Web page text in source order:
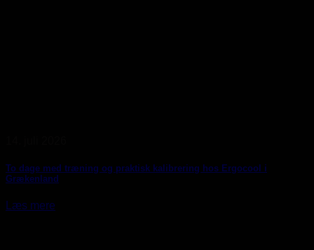
To dage med træning og praktisk kalibrering hos Ergocool i
Grækenland
Læs mere